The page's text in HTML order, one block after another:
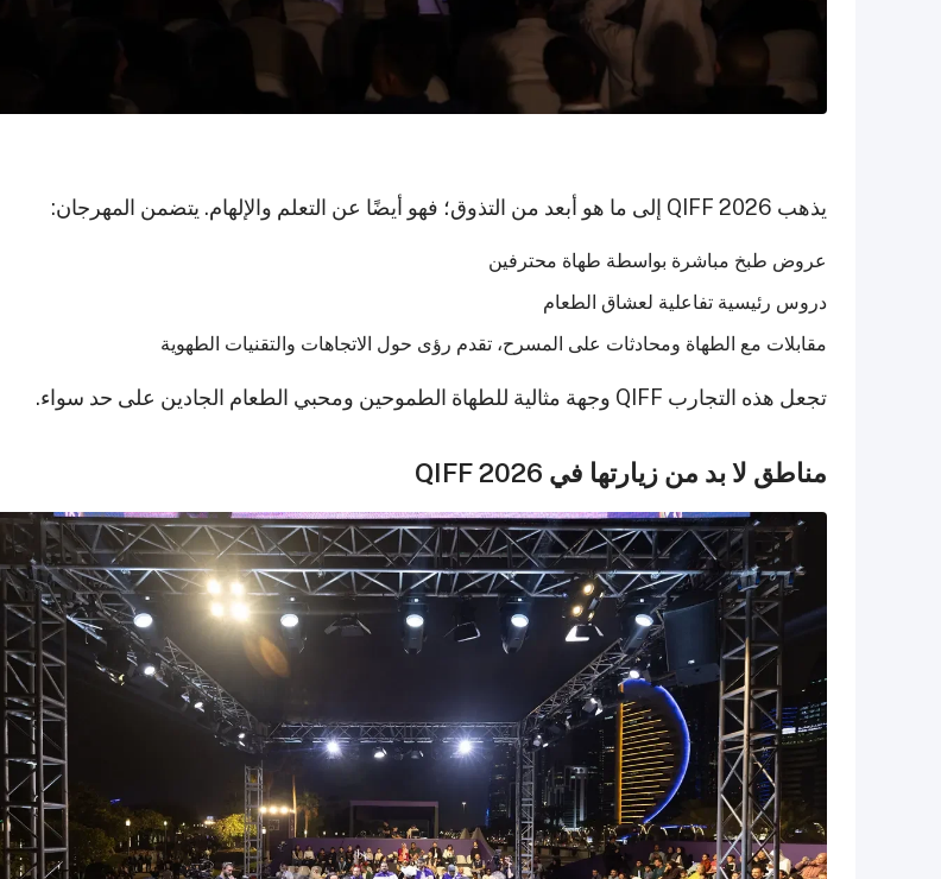
يذهب QIFF 2026 إلى ما هو أبعد من التذوق؛ فهو أيضًا عن التعلم والإلهام. يتضمن المهرجان:
عروض طبخ مباشرة بواسطة طهاة محترفين
دروس رئيسية تفاعلية لعشاق الطعام
مقابلات مع الطهاة ومحادثات على المسرح، تقدم رؤى حول الاتجاهات والتقنيات الطهوية
تجعل هذه التجارب QIFF وجهة مثالية للطهاة الطموحين ومحبي الطعام الجادين على حد سواء.
مناطق لا بد من زيارتها في QIFF 2026